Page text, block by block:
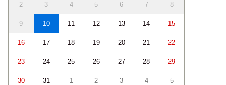
2 3 4 5 6 7 8
9 10 11 12 13 14 15
16 17 18 19 20 21 22
23 24 25 26 27 28 29
30 31 1 2 3 4 5